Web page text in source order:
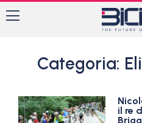
Categoria:
il re
Briga